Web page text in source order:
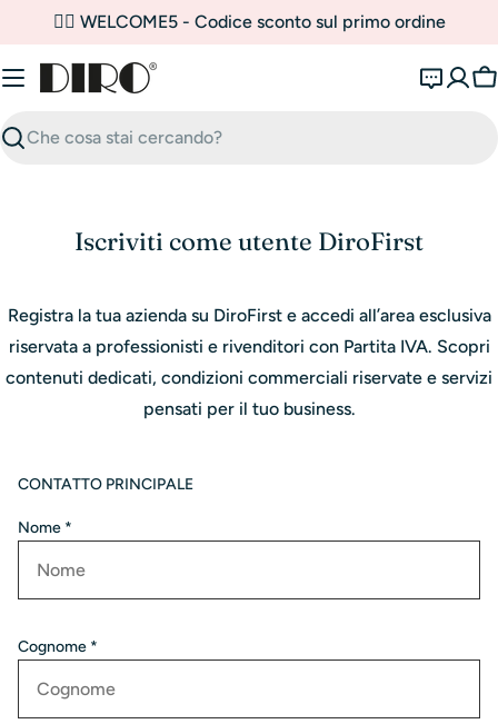
contenuto
✌🏼 WELCOME5 - Codice sconto sul primo ordine
Ricerca
Iscriviti come utente DiroFirst
Registra la tua azienda su DiroFirst e accedi all’area esclusiva
riservata a professionisti e rivenditori con Partita IVA. Scopri
contenuti dedicati, condizioni commerciali riservate e servizi
pensati per il tuo business.
CONTATTO PRINCIPALE
Nome *
Cognome *